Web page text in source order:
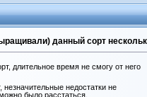
данный сорт
длительное время не смогу от него
недостатки не
было расстаться.